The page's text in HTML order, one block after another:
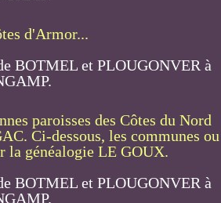
d'Armor...
paroisses des Côtes du Nord
Ci-dessous, les communes ou
la généalogie LE GOUX.